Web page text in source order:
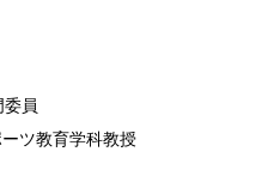
員
ツ教育学科教授